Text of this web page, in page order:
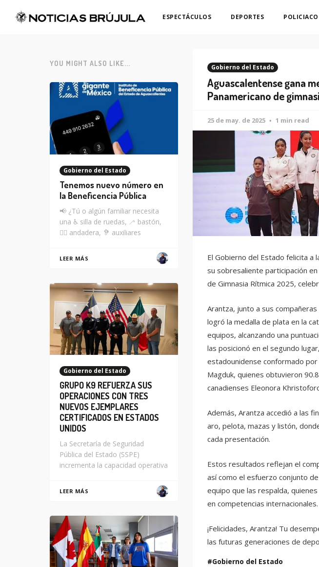
ESPECTÁCULOS DEPORTES POLICIACO
Gobierno del Estado
Aguascalentense gana
Panamericano de
25 de may. de 2025 1 min read
El Gobierno del Estado felicita a
su sobresaliente participación
de Gimnasia Rítmica 2025,
Arantza, junto a sus
logró la medalla de plata en la
equipos, alcanzando una
las posicionó en el segundo
estadounidense conformado
Magduk, quienes obtuvieron
canadienses Eleonora
Además, Arantza accedió a las
aro, pelota, mazas y listón,
cada presentación.
Estos resultados reflejan el
así como el esfuerzo conjunto
equipo que las respalda,
en competencias internacionales.
¡Felicidades, Arantza! Tu
las futuras generaciones de
Gobierno del Estado
YOU MIGHT ALSO LIKE...
Gobierno del Estado
Tenemos nuevo número en
la Beneficencia Pública
📢 ¿Tú o algún familiar necesita
una ♿ silla de ruedas, 🦯 bastón,
🚶‍♂️ andadera, 🦻 auxiliares
LEER MÁS
Gobierno del Estado
GRUPO K9 REFUERZA SUS
OPERACIONES CON TRES
NUEVOS EJEMPLARES
CERTIFICADOS EN ESTADOS
UNIDOS
La Secretaría de Seguridad
Pública del Estado (SSPE)
incrementa la capacidad operativa
LEER MÁS